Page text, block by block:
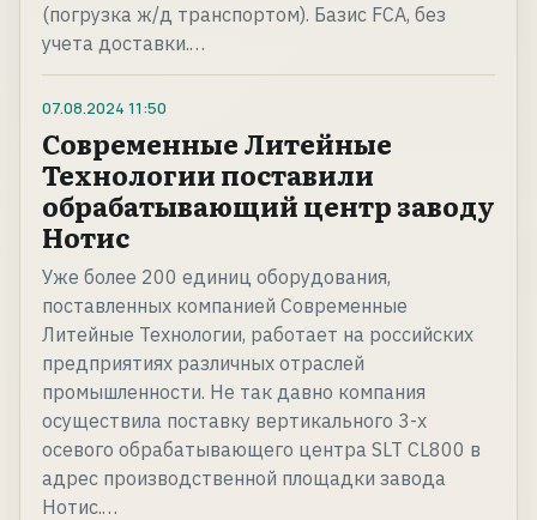
(погрузка ж/д транспортом). Базис FCA, без
учета доставки.…
07.08.2024 11:50
Современные Литейные
Технологии поставили
обрабатывающий центр заводу
Нотис
Уже более 200 единиц оборудования,
поставленных компанией Современные
Литейные Технологии, работает на российских
предприятиях различных отраслей
промышленности. Не так давно компания
осуществила поставку вертикального 3-х
осевого обрабатывающего центра SLT CL800 в
адрес производственной площадки завода
Нотис.…